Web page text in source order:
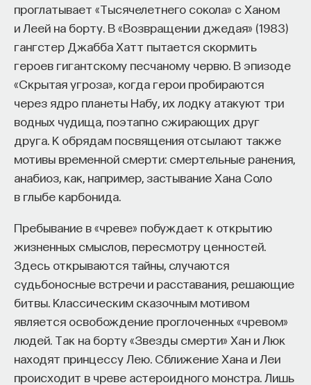
проглатывает «Тысячелетнего сокола» с Ханом
и Леей на борту. В «Возвращении джедая» (1983)
гангстер Джабба Хатт пытается скормить
героев гигантскому песчаному червю. В эпизоде
«Скрытая угроза», когда герои пробираются
через ядро планеты Набу, их лодку атакуют три
водных чудища, поэтапно сжирающих друг
друга. К обрядам посвящения отсылают также
мотивы временной смерти: смертельные ранения,
анабиоз, как, например, застывание Хана Соло
в глыбе карбонида.
Пребывание в «чреве» побуждает к открытию
жизненных смыслов, пересмотру ценностей.
Здесь открываются тайны, случаются
судьбоносные встречи и расставания, решающие
битвы. Классическим сказочным мотивом
является освобождение проглоченных «чревом»
людей. Так на борту «Звезды смерти» Хан и Люк
находят принцессу Лею. Сближение Хана и Леи
происходит в чреве астероидного монстра. Лишь